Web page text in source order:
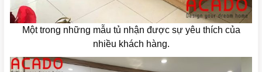
Một trong những mẫu tủ nhận được sự yêu thích của
nhiều khách hàng.